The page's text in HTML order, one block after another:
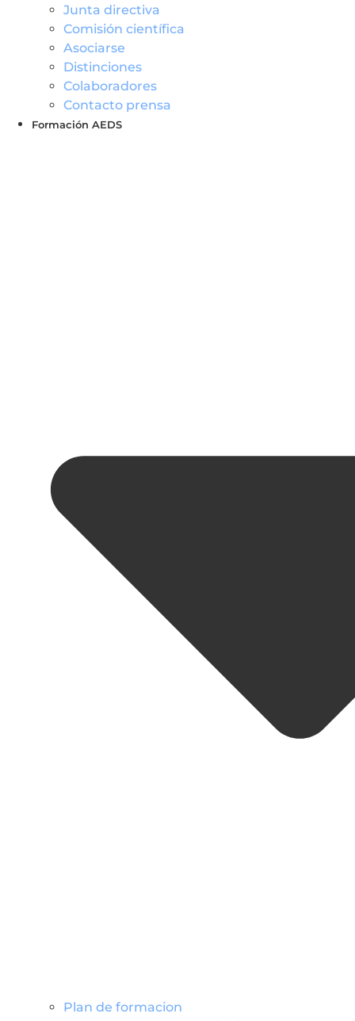
Junta directiva
Comisión científica
Asociarse
Distinciones
Colaboradores
Contacto prensa
Formación AEDS
Plan de formacion